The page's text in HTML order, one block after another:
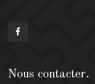
Nous contacter.